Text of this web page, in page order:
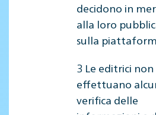
decidono in
alla loro
sulla
3 Le editrici non
effettuano
verifica delle